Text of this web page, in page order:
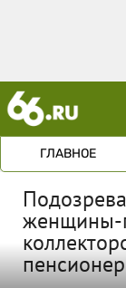
ГЛАВНОЕ
женщины-